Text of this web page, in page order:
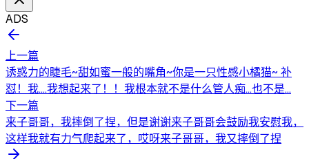
ADS
上一篇
诱惑力的睫毛~甜如蜜一般的嘴角~你是一只性感小橘猫~ 补
怼！我....我想起来了！！我根本就不是什么管人痴...也不是...
下一篇
来子哥哥，我摔倒了捏，但是谢谢来子哥哥会鼓励我安慰我，
这样我就有力气爬起来了，哎呀来子哥哥，我又摔倒了捏